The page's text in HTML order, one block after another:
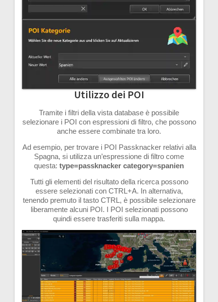
Utilizzo dei POI
Tramite i filtri della vista database è possibile
selezionare i POI con espressioni di filtro, che possono
anche essere combinate tra loro.
Ad esempio, per trovare i POI Passknacker relativi alla
Spagna, si utilizza un’espressione di filtro come
questa: type=passknacker category=spanien
Tutti gli elementi del risultato della ricerca possono
essere selezionati con CTRL+A. In alternativa,
tenendo premuto il tasto CTRL, è possibile selezionare
liberamente alcuni POI. I POI selezionati possono
quindi essere trasferiti sulla mappa.